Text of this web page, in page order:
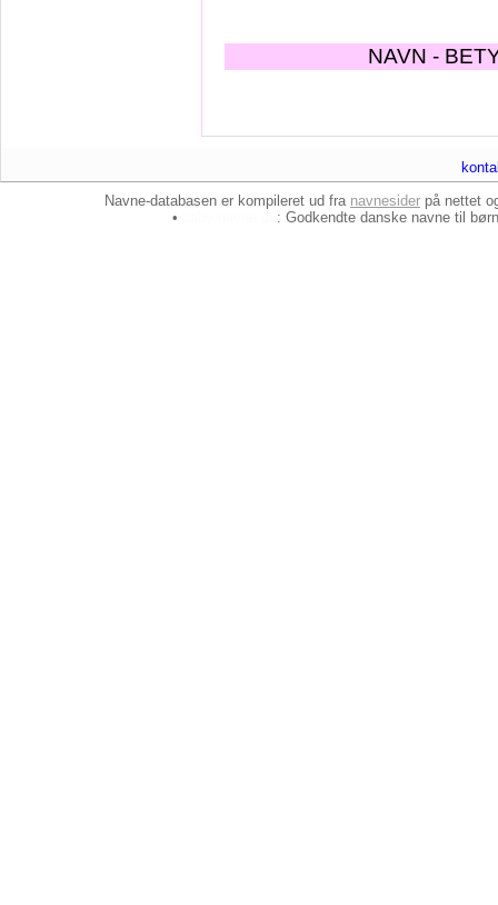
NAVN -
Navne-databasen er kompileret ud fra navnesider på nettet
•
: Godkendte danske navne til børn